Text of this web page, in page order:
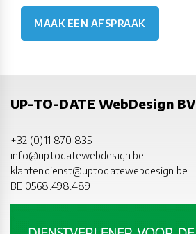
MAAK EEN AFSPRAAK
UP-TO-DATE WebDesign BV
+32 (0)11 870 835
info@uptodatewebdesign.be
klantendienst@uptodatewebdesign.be
BE 0568.498.489